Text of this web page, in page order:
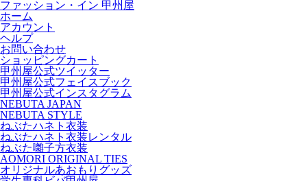
ファッション・イン 甲州屋
ホーム
アカウント
ヘルプ
お問い合わせ
ショッピングカート
甲州屋公式ツイッター
甲州屋公式フェイスブック
甲州屋公式インスタグラム
NEBUTA JAPAN
NEBUTA STYLE
ねぶたハネト衣装
ねぶたハネト衣装レンタル
ねぶた囃子方衣装
AOMORI ORIGINAL TIES
オリジナルあおもりグッズ